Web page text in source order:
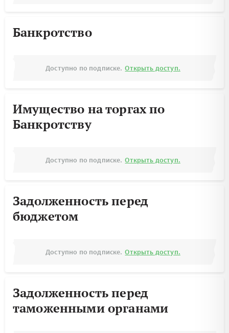
Банкротство
Доступно по подписке. Открыть доступ.
Имущество на торгах по
Банкротству
Доступно по подписке. Открыть доступ.
Задолженность перед
бюджетом
Доступно по подписке. Открыть доступ.
Задолженность перед
таможенными органами